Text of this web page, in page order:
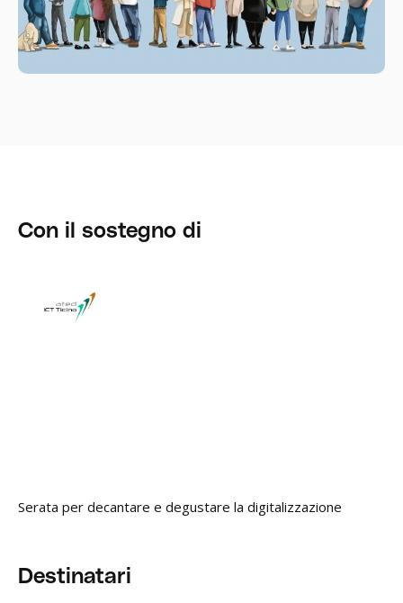
Con il sostegno di
Serata per decantare e degustare la digitalizzazione
Destinatari